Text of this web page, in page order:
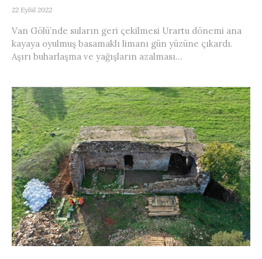
22 Eylül 2022
Van Gölü’nde suların geri çekilmesi Urartu dönemi ana
kayaya oyulmuş basamaklı limanı gün yüzüne çıkardı.
Aşırı buharlaşma ve yağışların azalması...